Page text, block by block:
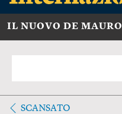
IL NUOVO DE MAURO
SCANSATO